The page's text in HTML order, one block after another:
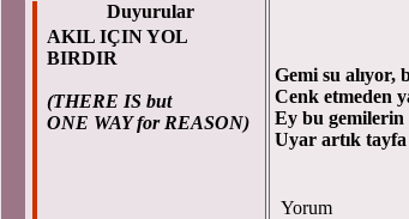
Duyurular
AKIL IÇIN YOL
BIRDIR
(THERE IS but
ONE WAY for REASON)
Gemi su alıyor,
Cenk etmeden
Ey bu
Uyar artık tayfa
Yorum